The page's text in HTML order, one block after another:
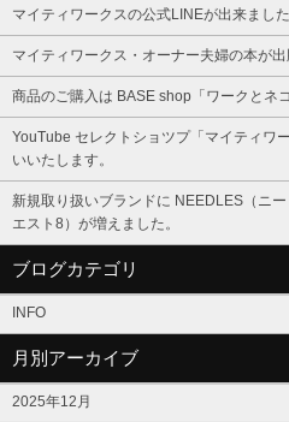
マイティワークスの公式LINEが出来ました
マイティワークス・オーナー夫婦の本が出
商品のご購入は BASE shop「ワークとネ
YouTube セレクトショツプ「マイティワ
いいたします。
新規取り扱いブランドに NEEDLES（ニ
エスト8）が増えました。
ブログカテゴリ
INFO
月別アーカイブ
2025年12月